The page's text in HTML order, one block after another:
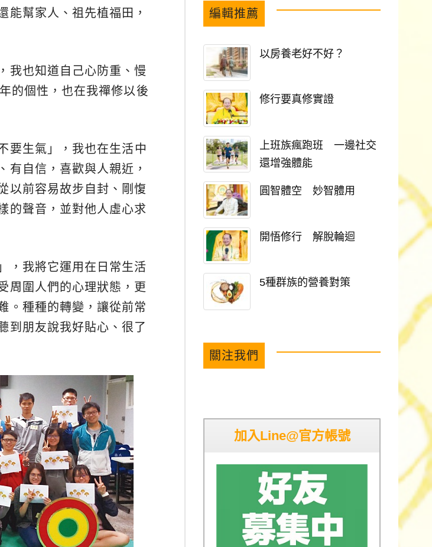
能幫家人、祖先植福田，
我也知道自己心防重、慢
的個性，也在我禪修以後
要生氣」，我也在生活中
有自信，喜歡與人親近，
以前容易故步自封、剛愎
的聲音，並對他人虛心求
，我將它運用在日常生活
周圍人們的心理狀態，更
。種種的轉變，讓從前常
到朋友說我好貼心、很了
編輯推薦
以房養老好不好？
修行要真修實證
上班族瘋跑班 一邊社交
還增強體能
圓智體空 妙智體用
開悟修行 解脫輪迴
5種群族的營養對策
關注我們
加入Line@官方帳號